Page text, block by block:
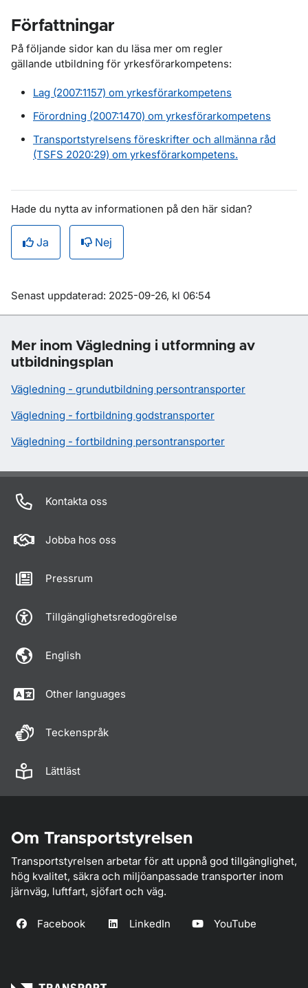
Författningar
På följande sidor kan du läsa mer om regler
gällande utbildning för yrkesförarkompetens:
Lag (2007:1157) om yrkesförarkompetens
Förordning (2007:1470) om yrkesförarkompetens
Transportstyrelsens föreskrifter och allmänna råd
(TSFS 2020:29) om yrkesförarkompetens.
Hade du nytta av informationen på den här sidan?
Ja Nej
Om sidan
Senast uppdaterad: 2025-09-26, kl 06:54
Mer inom Vägledning i utformning av
utbildningsplan
Vägledning - grundutbildning persontransporter
Vägledning - fortbildning godstransporter
Vägledning - fortbildning persontransporter
Kontakta oss
Jobba hos oss
Pressrum
Tillgänglighetsredogörelse
English
Other languages
Teckenspråk
Lättläst
Om Transportstyrelsen
Transportstyrelsen arbetar för att uppnå god tillgänglighet,
hög kvalitet, säkra och miljöanpassade transporter inom
järnväg, luftfart, sjöfart och väg.
Facebook LinkedIn YouTube